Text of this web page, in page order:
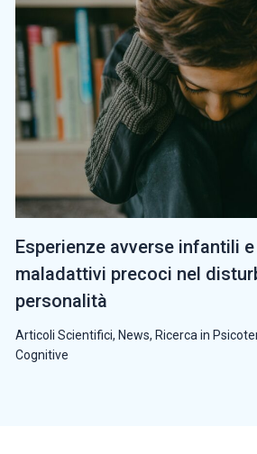
Esperienze avverse infantili
maladattivi precoci nel
personalità
Articoli Scientifici, News, Ricerca in
Cognitive